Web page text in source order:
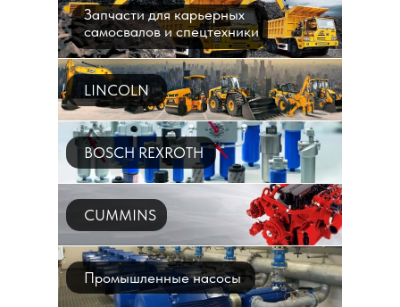
Запчасти для карьерных
самосвалов и спецтехники
LINCOLN
BOSCH REXROTH
CUMMINS
Промышленные насосы